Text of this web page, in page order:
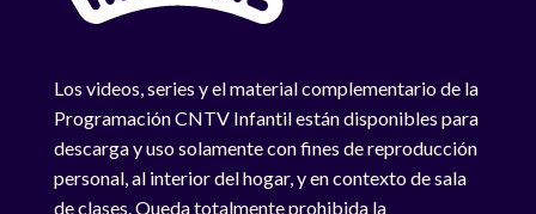
Los videos, series y el material complementario de la
Programación CNTV Infantil están disponibles para
descarga y uso solamente con fines de reproducción
personal, al interior del hogar, y en contexto de sala
de clases. Queda totalmente prohibida la